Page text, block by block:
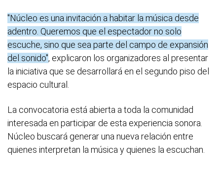
"Núcleo es una invitación a habitar la música desde
adentro. Queremos que el espectador no solo
escuche, sino que sea parte del campo de expansión
del sonido", explicaron los organizadores al presentar
la iniciativa que se desarrollará en el segundo piso del
espacio cultural.
La convocatoria está abierta a toda la comunidad
interesada en participar de esta experiencia sonora.
Núcleo buscará generar una nueva relación entre
quienes interpretan la música y quienes la escuchan.